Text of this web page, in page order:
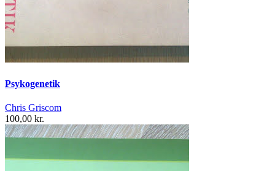
Psykogenetik
Chris Griscom
100,00 kr.